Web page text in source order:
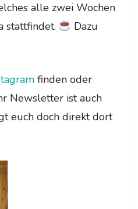
alle zwei Wochen
stattfindet.
Dazu
finden oder
Newsletter ist auch
euch doch direkt dort